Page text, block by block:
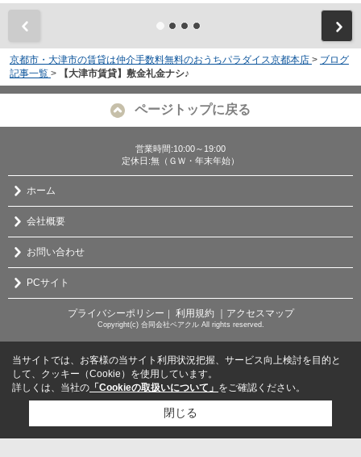
京都市・大津市の賃貸は仲介手数料無料のおうちパラダイス京都本店 > ブログ
記事一覧 > 【大津市賃貸】敷金礼金ナシ♪
ページトップに戻る
営業時間:10:00～19:00
定休日:無（ＧＷ・年末年始）
ホーム
会社概要
お問い合わせ
PCサイト
プライバシーポリシー ｜ 利用規約 ｜アクセスマップ
Copyright(c) 合同会社ベアクル All rights reserved.
当サイトでは、お客様の当サイト利用状況把握、サービス向上検討を目的と
して、クッキー（Cookie）を使用しています。
詳しくは、当社の 「Cookieの取扱いについて」 をご確認ください。
閉じる